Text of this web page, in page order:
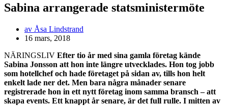
Sabina arrangerade statsministermöte
av Åsa Lindstrand
16 mars, 2018
NÄRINGSLIV Efter tio år med sina gamla företag kände
Sabina Jonsson att hon inte längre utvecklades. Hon tog jobb
som hotellchef och hade företaget på sidan av, tills hon helt
enkelt lade ner det. Men bara några månader senare
registrerade hon in ett nytt företag inom samma bransch – att
skapa events. Ett knappt år senare, är det full rulle. I mitten av